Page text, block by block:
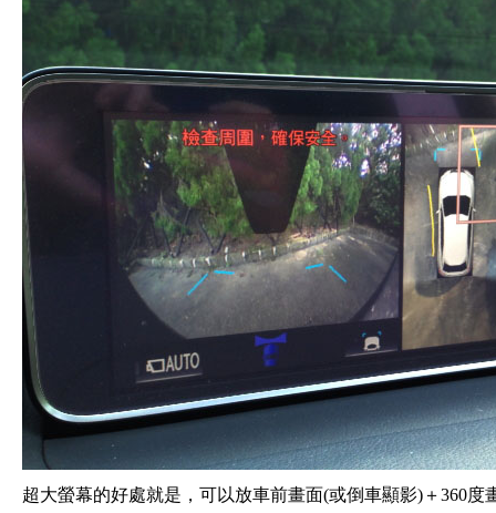
超大螢幕的好處就是，可以放車前畫面(或倒車顯影)＋360度